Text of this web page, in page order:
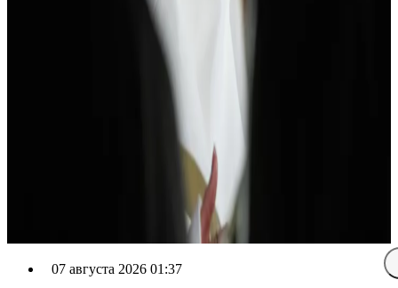
07 августа 2026 01:37